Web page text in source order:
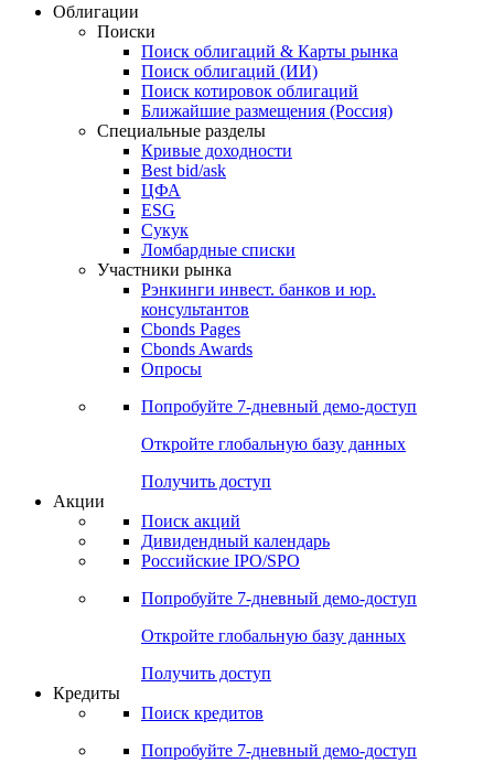
Облигации
Поиски
Поиск облигаций & Карты рынка
Поиск облигаций (ИИ)
Поиск котировок облигаций
Ближайшие размещения (Россия)
Специальные разделы
Кривые доходности
Best bid/ask
ЦФА
ESG
Сукук
Ломбардные списки
Участники рынка
Рэнкинги инвест. банков и юр.
консультантов
Cbonds Pages
Cbonds Awards
Опросы
Попробуйте 7-дневный демо-доступ
Откройте глобальную базу данных
Получить доступ
Акции
Поиск акций
Дивидендный календарь
Российские IPO/SPO
Попробуйте 7-дневный демо-доступ
Откройте глобальную базу данных
Получить доступ
Кредиты
Поиск кредитов
Попробуйте 7-дневный демо-доступ